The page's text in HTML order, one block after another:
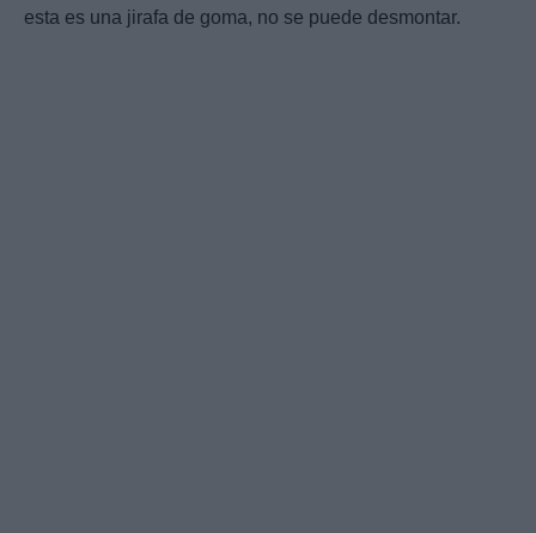
esta es una jirafa de goma, no se puede desmontar.